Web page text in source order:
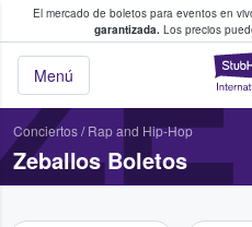
El mercado de boletos para eventos en
garantizada. Los precios
Menú
fans compran y
Conciertos/ Rap and Hip-Hop
Zeballos Boletos